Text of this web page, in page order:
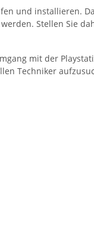
und installieren.
Stellen Sie
mit der
Techniker